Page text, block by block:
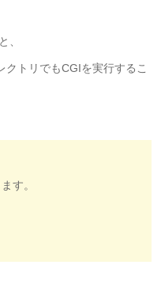
、
トリでもCGIを実行するこ
す。